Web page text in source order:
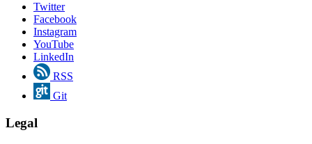
Twitter
Facebook
Instagram
YouTube
LinkedIn
RSS
Git
Legal